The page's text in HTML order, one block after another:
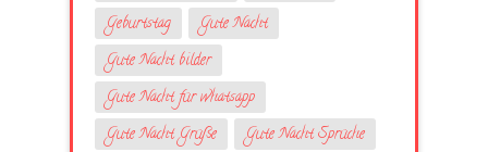
Geburtstag
Gute Nacht
Gute Nacht bilder
Gute Nacht für whatsapp
Gute Nacht Grüße
Gute Nacht Sprüche